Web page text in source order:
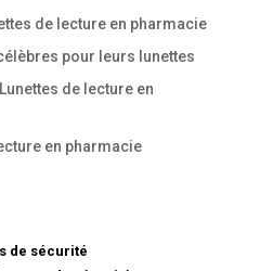
de lecture en pharmacie
pour leurs lunettes
Lunettes de lecture en
en pharmacie
de sécurité